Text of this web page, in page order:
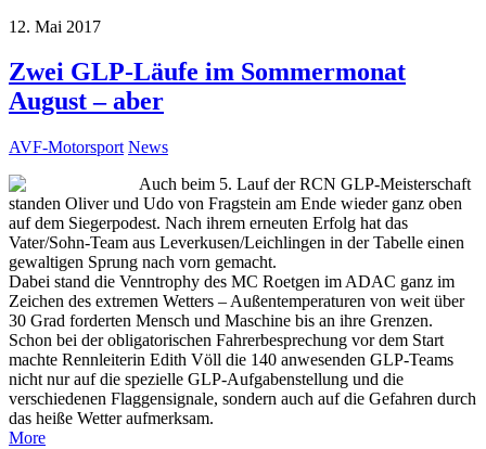
12. Mai 2017
Zwei GLP-Läufe im Sommermonat
August – aber
AVF-Motorsport News
Auch beim 5. Lauf der RCN GLP-Meisterschaft
standen Oliver und Udo von Fragstein am Ende wieder ganz oben
auf dem Siegerpodest. Nach ihrem erneuten Erfolg hat das
Vater/Sohn-Team aus Leverkusen/Leichlingen in der Tabelle einen
gewaltigen Sprung nach vorn gemacht.
Dabei stand die Venntrophy des MC Roetgen im ADAC ganz im
Zeichen des extremen Wetters – Außentemperaturen von weit über
30 Grad forderten Mensch und Maschine bis an ihre Grenzen.
Schon bei der obligatorischen Fahrerbesprechung vor dem Start
machte Rennleiterin Edith Völl die 140 anwesenden GLP-Teams
nicht nur auf die spezielle GLP-Aufgabenstellung und die
verschiedenen Flaggensignale, sondern auch auf die Gefahren durch
das heiße Wetter aufmerksam.
More